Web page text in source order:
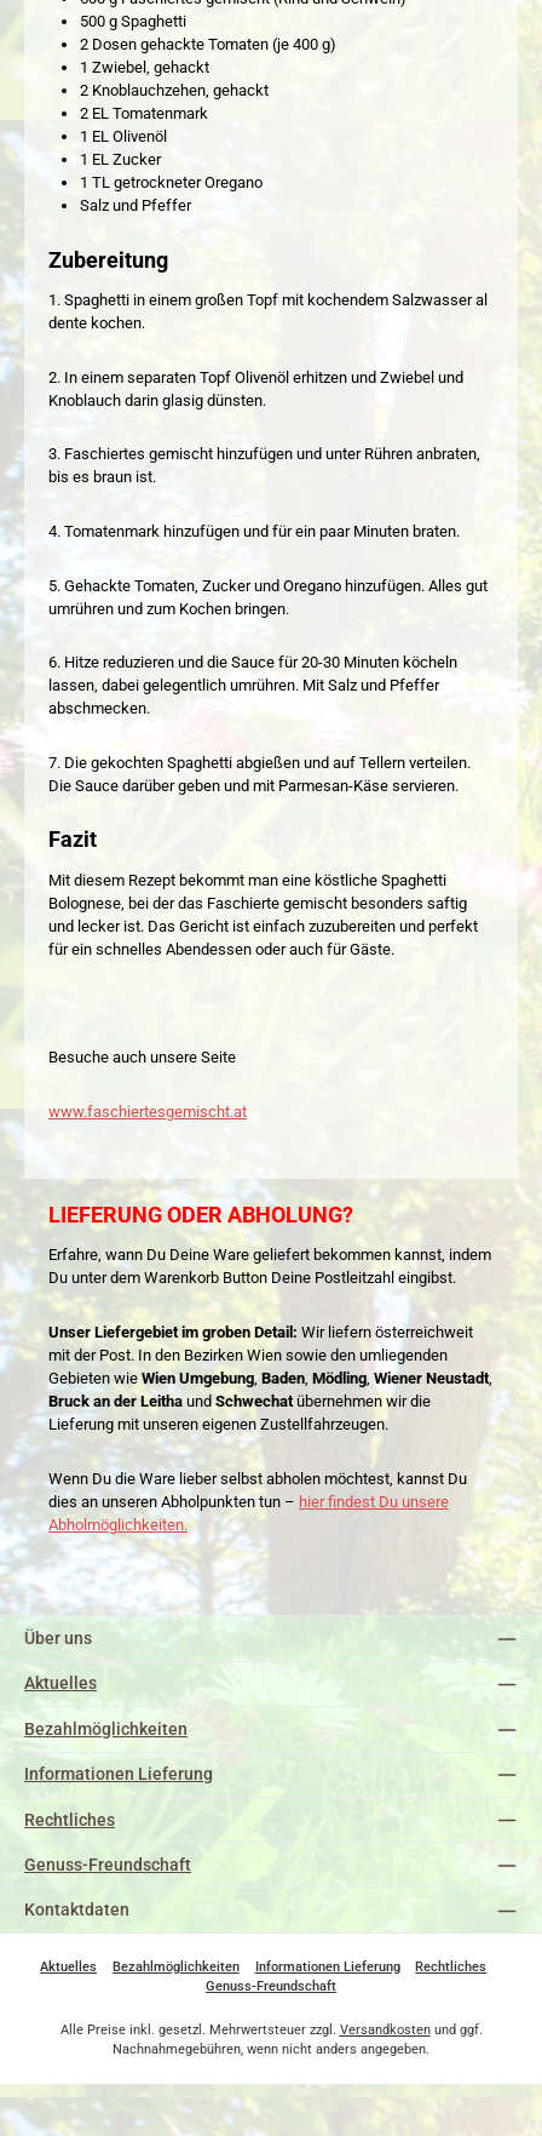
500 g Spaghetti
2 Dosen gehackte Tomaten (je 400 g)
1 Zwiebel, gehackt
2 Knoblauchzehen, gehackt
2 EL Tomatenmark
1 EL Olivenöl
1 EL Zucker
1 TL getrockneter Oregano
Salz und Pfeffer
Zubereitung
1. Spaghetti in einem großen Topf mit kochendem Salzwasser al
dente kochen.
2. In einem separaten Topf Olivenöl erhitzen und Zwiebel und
Knoblauch darin glasig dünsten.
3. Faschiertes gemischt hinzufügen und unter Rühren anbraten,
bis es braun ist.
4. Tomatenmark hinzufügen und für ein paar Minuten braten.
5. Gehackte Tomaten, Zucker und Oregano hinzufügen. Alles gut
umrühren und zum Kochen bringen.
6. Hitze reduzieren und die Sauce für 20-30 Minuten köcheln
lassen, dabei gelegentlich umrühren. Mit Salz und Pfeffer
abschmecken.
7. Die gekochten Spaghetti abgießen und auf Tellern verteilen.
Die Sauce darüber geben und mit Parmesan-Käse servieren.
Fazit
Mit diesem Rezept bekommt man eine köstliche Spaghetti
Bolognese, bei der das Faschierte gemischt besonders saftig
und lecker ist. Das Gericht ist einfach zuzubereiten und perfekt
für ein schnelles Abendessen oder auch für Gäste.
Besuche auch unsere Seite
www.faschiertesgemischt.at
LIEFERUNG ODER ABHOLUNG?
Erfahre, wann Du Deine Ware geliefert bekommen kannst, indem
Du unter dem Warenkorb Button Deine Postleitzahl eingibst.
Unser Liefergebiet im groben Detail: Wir liefern österreichweit
mit der Post. In den Bezirken Wien sowie den umliegenden
Gebieten wie Wien Umgebung, Baden, Mödling, Wiener Neustadt,
Bruck an der Leithaund Schwechatübernehmen wir die
Lieferung mit unseren eigenen Zustellfahrzeugen.
Wenn Du die Ware lieber selbst abholen möchtest, kannst Du
dies an unseren Abholpunkten tun – hier findest Du unsere
Abholmöglichkeiten.
Über uns
Aktuelles
Bezahlmöglichkeiten
Informationen Lieferung
Rechtliches
Genuss-Freundschaft
Kontaktdaten
Aktuelles Bezahlmöglichkeiten Informationen Lieferung
Rechtliches
Genuss-Freundschaft
Alle Preise inkl. gesetzl. Mehrwertsteuer zzgl. Versandkostenund ggf.
Nachnahmegebühren, wenn nicht anders angegeben.